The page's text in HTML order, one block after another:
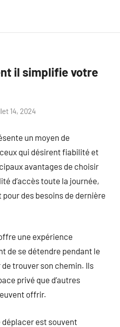
il simplifie votre
14, 2024
un moyen de
qui désirent fiabilité et
avantages de choisir
d’accès toute la journée,
des besoins de dernière
une expérience
de se détendre pendant le
trouver son chemin. Ils
privé que d’autres
offrir.
déplacer est souvent